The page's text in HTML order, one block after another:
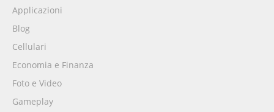
Applicazioni
Blog
Cellulari
Economia e Finanza
Foto e Video
Gameplay